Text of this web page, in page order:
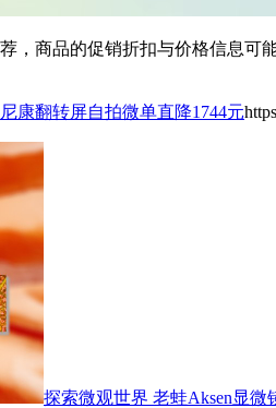
，商品的促销折扣与价格信息
尼康翻转屏自拍微单直降1744元
探索微观世界 老蛙Aksen显微